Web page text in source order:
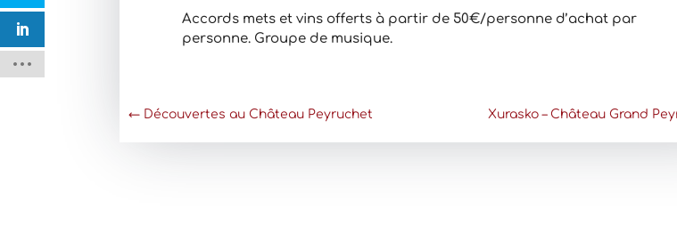
Accords mets et vins offerts à partir de 50€/personne d’achat par
personne. Groupe de musique.
← Découvertes au Château Peyruchet Xurasko – Château Grand